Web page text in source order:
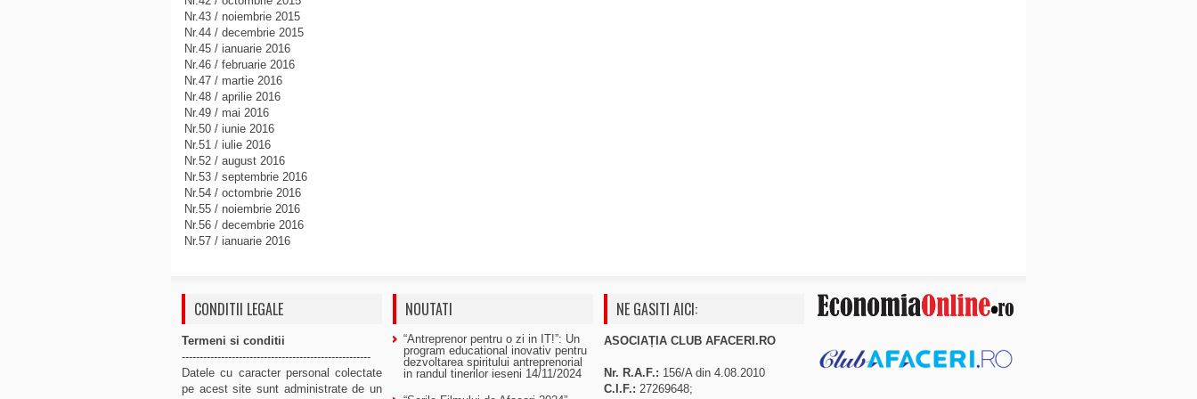
Nr.43 / noiembrie 2015
Nr.44 / decembrie 2015
Nr.45 / ianuarie 2016
Nr.46 / februarie 2016
Nr.47 / martie 2016
Nr.48 / aprilie 2016
Nr.49 / mai 2016
Nr.50 / iunie 2016
Nr.51 / iulie 2016
Nr.52 / august 2016
Nr.53 / septembrie 2016
Nr.54 / octombrie 2016
Nr.55 / noiembrie 2016
Nr.56 / decembrie 2016
Nr.57 / ianuarie 2016
CONDITII LEGALE
Termeni si conditii
-----------------------------------------------------
Datele cu caracter personal colectate
pe acest site sunt administrate de un
NOUTATI
“Antreprenor pentru o zi in IT!”: Un
program educational inovativ pentru
dezvoltarea spiritului antreprenorial
in randul tinerilor ieseni 14/11/2024
NE GASITI AICI:
ASOCIAȚIA CLUB AFACERI.RO
Nr. R.A.F.: 156/A din 4.08.2010
C.I.F.: 27269648;